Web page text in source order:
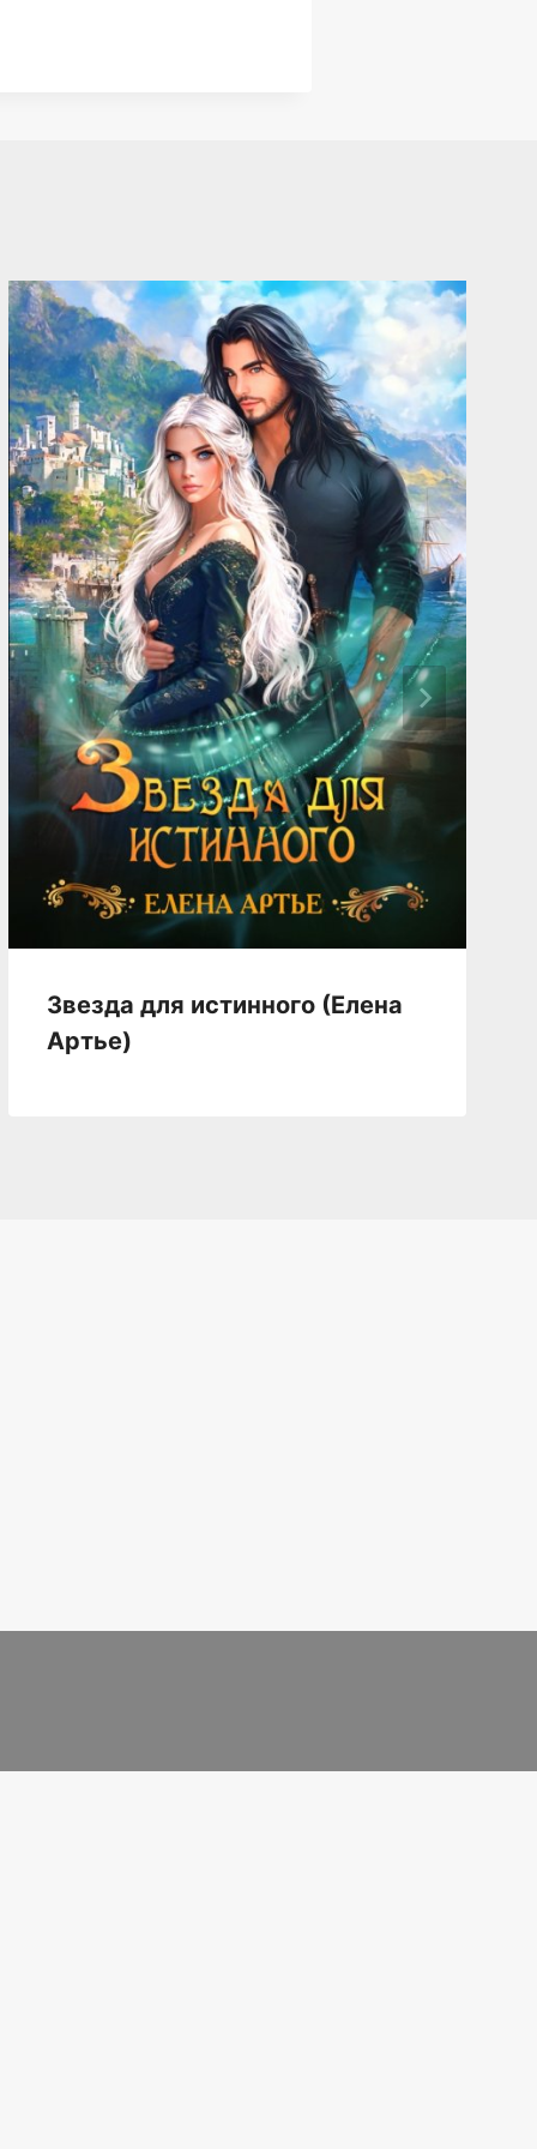
Звезда для истинного (Елена
Артье)